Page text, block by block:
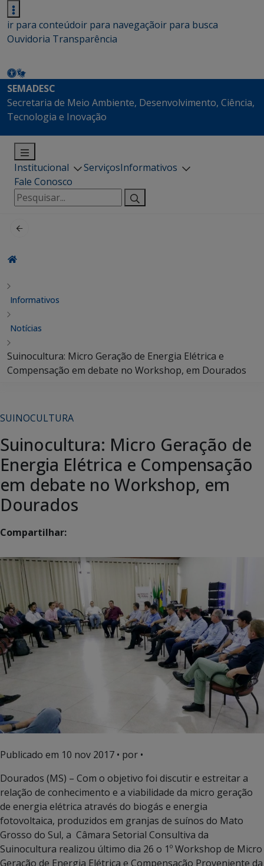
ir para conteúdoir para navegaçãoir para busca
Ouvidoria Transparência
SEMADESC
Secretaria de Meio Ambiente, Desenvolvimento, Ciência,
Tecnologia e Inovação
Institucional ServiçosInformativos
Fale Conosco
Pesquisar
por:
Informativos
Notícias
Suinocultura: Micro Geração de Energia Elétrica e
Compensação em debate no Workshop, em Dourados
SUINOCULTURA
Suinocultura: Micro Geração de
Energia Elétrica e Compensação
em debate no Workshop, em
Dourados
Compartilhar:
Publicado em 10 nov 2017 • por •
Dourados (MS) – Com o objetivo foi discutir e estreitar a
relação de conhecimento e a viabilidade da micro geração
de energia elétrica através do biogás e energia
fotovoltaica, produzidos em granjas de suínos do Mato
Grosso do Sul, a Câmara Setorial Consultiva da
Suinocultura realizou último dia 26 o 1º Workshop de Micro
Geração de Energia Elétrica e Compensação Proveniente da